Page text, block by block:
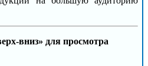
вниз» для просмотра